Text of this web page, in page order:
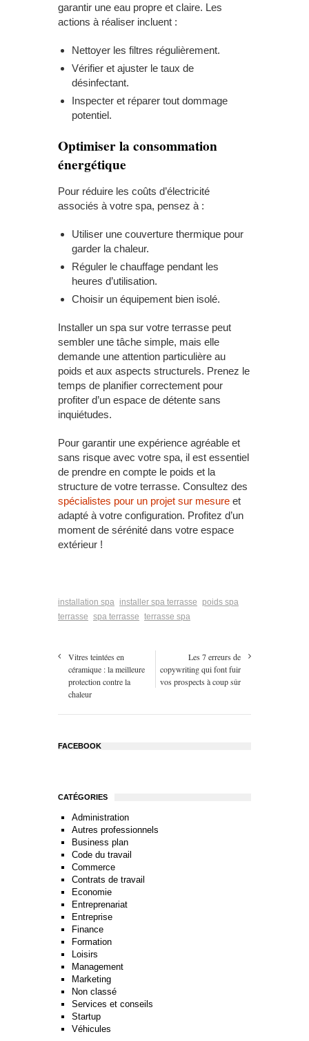
garantir une eau propre et claire. Les
actions à réaliser incluent :
Nettoyer les filtres régulièrement.
Vérifier et ajuster le taux de
désinfectant.
Inspecter et réparer tout dommage
potentiel.
Optimiser la consommation
énergétique
Pour réduire les coûts d’électricité
associés à votre spa, pensez à :
Utiliser une couverture thermique pour
garder la chaleur.
Réguler le chauffage pendant les
heures d’utilisation.
Choisir un équipement bien isolé.
Installer un spa sur votre terrasse peut
sembler une tâche simple, mais elle
demande une attention particulière au
poids et aux aspects structurels. Prenez le
temps de planifier correctement pour
profiter d’un espace de détente sans
inquiétudes.
Pour garantir une expérience agréable et
sans risque avec votre spa, il est essentiel
de prendre en compte le poids et la
structure de votre terrasse. Consultez des
spécialistes pour un projet sur mesure et
adapté à votre configuration. Profitez d’un
moment de sérénité dans votre espace
extérieur !
installation spa installer spa terrasse
poids spa
terrasse spa terrasse terrasse spa
Vitres teintées en
céramique : la meilleure
protection contre la
chaleur
Les 7 erreurs de
copywriting qui font fuir
vos prospects à coup sûr
FACEBOOK
CATÉGORIES
Administration
Autres professionnels
Business plan
Code du travail
Commerce
Contrats de travail
Economie
Entreprenariat
Entreprise
Finance
Formation
Loisirs
Management
Marketing
Non classé
Services et conseils
Startup
Véhicules